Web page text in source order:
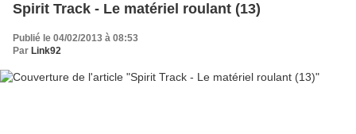
Spirit Track - Le matériel roulant (13)
Publié le 04/02/2013 à 08:53
Par Link92